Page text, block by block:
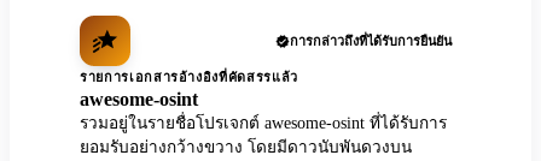
การกล่าวถึงที่ได้รับการยืนยัน
รายการเอกสารอ้างอิงที่คัดสรรแล้ว
awesome-osint
รวมอยู่ในรายชื่อโปรเจกต์ awesome-osint ที่ได้รับการ
ยอมรับอย่างกว้างขวาง โดยมีดาวนับพันดวงบน